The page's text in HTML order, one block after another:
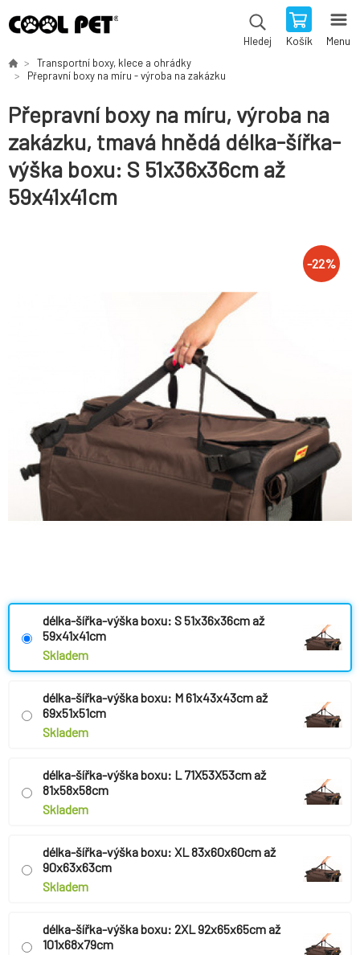
Hledej Košík Menu
Transportní boxy, klece a ohrádky
Přepravní boxy na míru - výroba na zakázku
Přepravní boxy na míru, výroba na
zakázku, tmavá hnědá délka-šířka-
výška boxu: S 51x36x36cm až
59x41x41cm
-22%
délka-šířka-výška boxu: S 51x36x36cm až
59x41x41cm
Skladem
délka-šířka-výška boxu: M 61x43x43cm až
69x51x51cm
Skladem
délka-šířka-výška boxu: L 71X53X53cm až
81x58x58cm
Skladem
délka-šířka-výška boxu: XL 83x60x60cm až
90x63x63cm
Skladem
délka-šířka-výška boxu: 2XL 92x65x65cm až
101x68x79cm